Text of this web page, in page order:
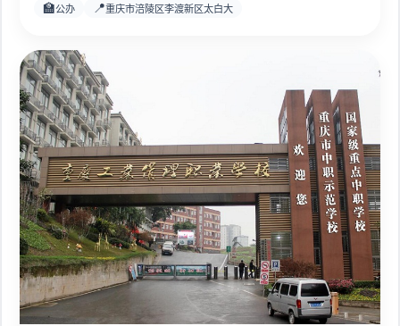
🏫公办 📍重庆市涪陵区李渡新区太白大